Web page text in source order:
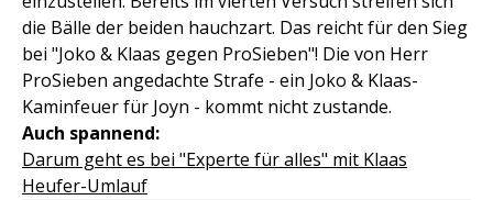
die Bälle der beiden hauchzart. Das reicht für den Sieg
bei "Joko & Klaas gegen ProSieben"! Die von Herr
ProSieben angedachte Strafe - ein Joko & Klaas-
Kaminfeuer für Joyn - kommt nicht zustande.
Auch spannend:
Darum geht es bei "Experte für alles" mit Klaas
Heufer-Umlauf